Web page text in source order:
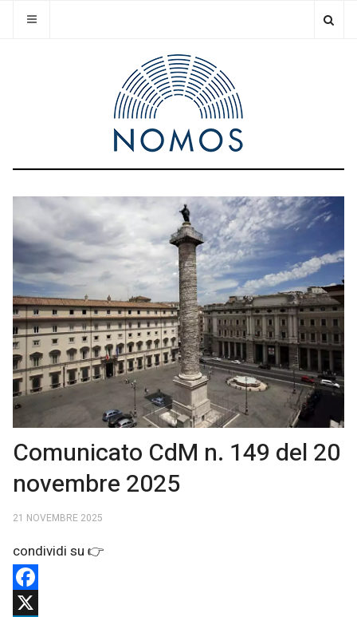
Comunicato CdM n. 149 del 20
novembre 2025
21 NOVEMBRE 2025
Facebook